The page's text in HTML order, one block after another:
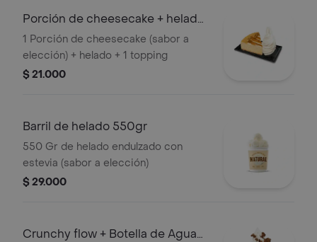
Porción de cheesecake + helado
+ topping
1 Porción de cheesecake (sabor a
elección) + helado + 1 topping
$ 21.000
Barril de helado 550gr
550 Gr de helado endulzado con
estevia (sabor a elección)
$ 29.000
Crunchy flow + Botella de Agua